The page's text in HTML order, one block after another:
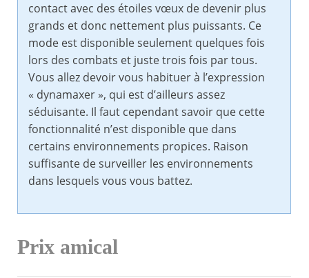
contact avec des étoiles vœux de devenir plus
grands et donc nettement plus puissants. Ce
mode est disponible seulement quelques fois
lors des combats et juste trois fois par tous.
Vous allez devoir vous habituer à l’expression
« dynamaxer », qui est d’ailleurs assez
séduisante. Il faut cependant savoir que cette
fonctionnalité n’est disponible que dans
certains environnements propices. Raison
suffisante de surveiller les environnements
dans lesquels vous vous battez.
Prix amical